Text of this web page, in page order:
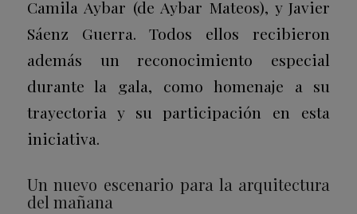
Camila Aybar (de Aybar Mateos), y Javier
Sáenz Guerra. Todos ellos recibieron
además un reconocimiento especial
durante la gala, como homenaje a su
trayectoria y su participación en esta
iniciativa.
Un nuevo escenario para la arquitectura
del mañana